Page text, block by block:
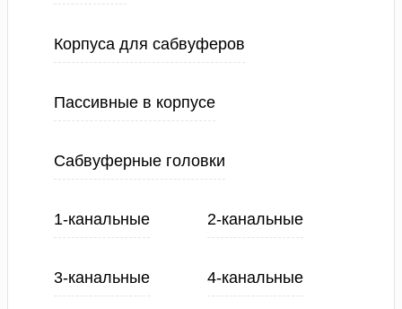
Корпуса для сабвуферов
Пассивные в корпусе
Сабвуферные головки
1-канальные 2-канальные
3-канальные 4-канальные